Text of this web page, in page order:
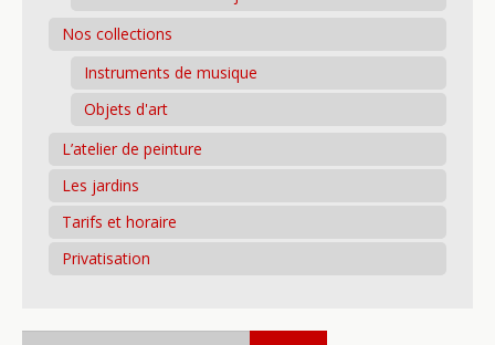
Nos collections
Instruments de musique
Objets d'art
L’atelier de peinture
Les jardins
Tarifs et horaire
Privatisation